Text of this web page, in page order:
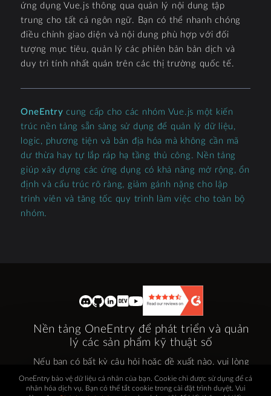
ứng dụng Vue.js thông qua quản lý nội dung tập
trung cho tất cả ngôn ngữ. Bạn có thể nhanh chóng
điều chỉnh giao diện và nội dung phù hợp với đối
tượng mục tiêu, quản lý các phiên bản bản dịch và
duy trì tính nhất quán trên các thị trường quốc tế.
OneEntry cung cấp cho các nhóm Vue.js một kiến
trúc nền tảng sẵn sàng sử dụng để quản lý dữ liệu,
logic, phương tiện và bản địa hóa mà không cần mã
dư thừa hay tự lắp ráp hạ tầng thủ công. Nền tảng
giúp xây dựng các ứng dụng có khả năng mở rộng, ổn
định và cấu trúc rõ ràng, giảm gánh nặng cho lập
trình viên và tăng tốc quy trình làm việc cho toàn bộ
nhóm.
Nền tảng OneEntry để phát triển và quản
lý các sản phẩm kỹ thuật số
Nếu bạn có bất kỳ câu hỏi hoặc đề xuất nào, vui lòng
liên hệ với chúng tôi qua email tại:
questions@oneentry.cloud
OneEntry bảo vệ dữ liệu cá nhân của bạn. Cookie chỉ được sử dụng để cá
nhân hóa dịch vụ. Bạn có thể tắt cookie trong cài đặt trình duyệt. Vui